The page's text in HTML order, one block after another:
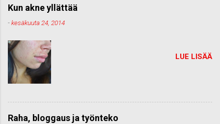
Kun akne yllättää
-kesäkuuta 24, 2014
LUE LISÄÄ
Raha, bloggaus ja työnteko